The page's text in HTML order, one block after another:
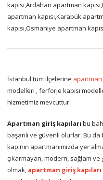
kapısı,Ardahan apartman
apartman kapısı,Karabük
kapısı,Osmaniye apartman
İstanbul tüm ilçelerine apartman
modelleri , ferforje kapısı
hizmetimiz mevcuttur.
Apartman giriş kapıları bu
başarılı ve güvenli olurlar. Bu
kapının apartmanımızda yer
çıkarmayan, modern, sağlam
olmak, apartman giriş kapıları